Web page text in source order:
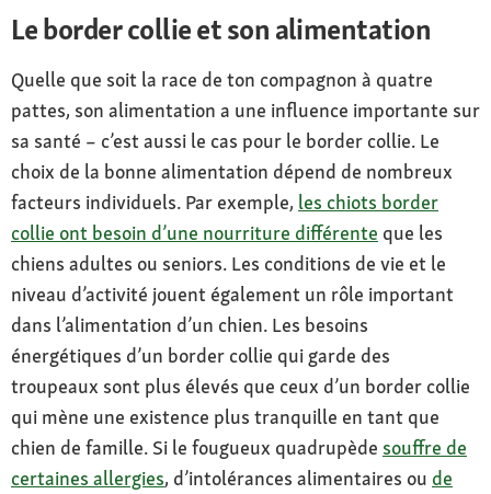
Le border collie et son alimentation
Quelle que soit la race de ton compagnon à quatre
pattes, son alimentation a une influence importante sur
sa santé – c’est aussi le cas pour le border collie. Le
choix de la bonne alimentation dépend de nombreux
facteurs individuels. Par exemple, les chiots border
collie ont besoin d’une nourriture différente que les
chiens adultes ou seniors. Les conditions de vie et le
niveau d’activité jouent également un rôle important
dans l’alimentation d’un chien. Les besoins
énergétiques d’un border collie qui garde des
troupeaux sont plus élevés que ceux d’un border collie
qui mène une existence plus tranquille en tant que
chien de famille. Si le fougueux quadrupède souffre de
certaines allergies, d’intolérances alimentaires ou de